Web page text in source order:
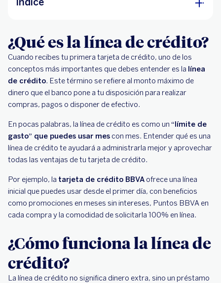
¿Cómo funciona la línea de crédito?
¿Cómo aumentar tu línea de crédito?
Beneficios de aumentar tu línea de crédito
¿Qué es la línea de crédito?
Cuando recibes tu primera tarjeta de crédito, uno de los
conceptos más importantes que debes entender es la línea
de crédito. Este término se refiere al monto máximo de
dinero que el banco pone a tu disposición para realizar
compras, pagos o disponer de efectivo.
En pocas palabras, la línea de crédito es como un “límite de
gasto” que puedes usar mes con mes. Entender qué es una
línea de crédito te ayudará a administrarla mejor y aprovechar
todas las ventajas de tu tarjeta de crédito.
Por ejemplo, la tarjeta de crédito BBVA ofrece una línea
inicial que puedes usar desde el primer día, con beneficios
como promociones en meses sin intereses, Puntos BBVA en
cada compra y la comodidad de solicitarla 100% en línea.
¿Cómo funciona la línea de
crédito?
La línea de crédito no significa dinero extra, sino un préstamo